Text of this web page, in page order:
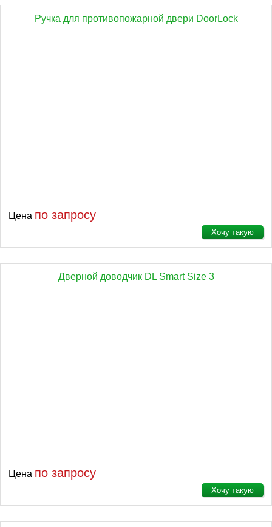
Ручка для противопожарной двери DoorLock
Цена по запросу
Хочу такую
Дверной доводчик DL Smart Size 3
Цена по запросу
Хочу такую